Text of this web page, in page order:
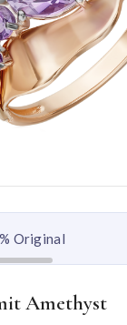
Original
Amethyst